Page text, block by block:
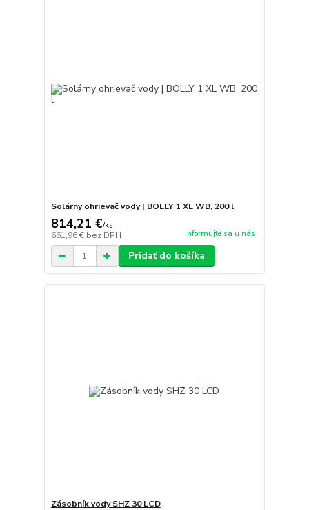
Solárny ohrievač vody | BOLLY 1 XL WB, 200 l
814,21 €/ks
661,96 € bez DPH informujte sa u nás
Pridať do košíka
Zásobník vody SHZ 30 LCD